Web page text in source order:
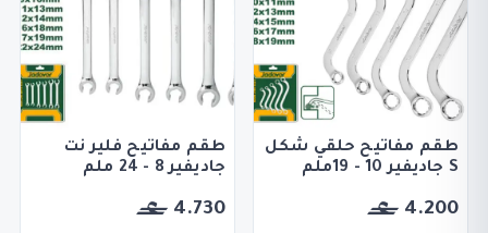
طقم مفاتيح حلقي شكل
S جاديفير 10 - 19ملم
4.200
طقم مفاتيح فلير نت
جاديفير 8 - 24 ملم
4.730